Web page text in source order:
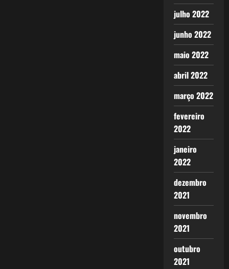
julho 2022
junho 2022
maio 2022
abril 2022
março 2022
fevereiro
2022
janeiro
2022
dezembro
2021
novembro
2021
outubro
2021